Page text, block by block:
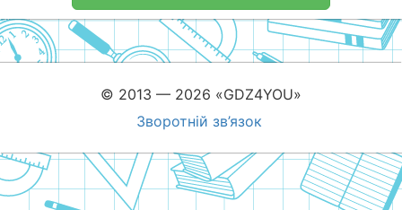
© 2013 — 2026 «GDZ4YOU»
Зворотній зв’язок